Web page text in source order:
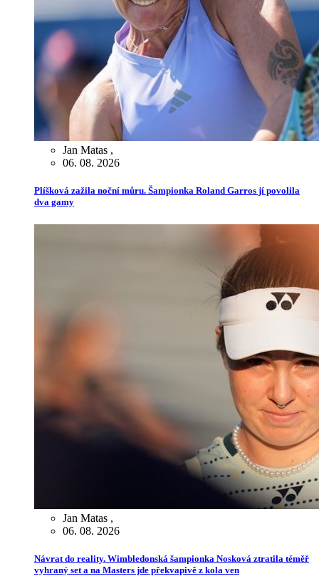
Jan Matas ,
06. 08. 2026
Plíšková zažila noční můru. Šampionka Roland Garros jí povolila
dva gamy
Jan Matas ,
06. 08. 2026
Návrat do reality. Wimbledonská šampionka Nosková ztratila téměř
vyhraný set a na Masters jde překvapivě z kola ven